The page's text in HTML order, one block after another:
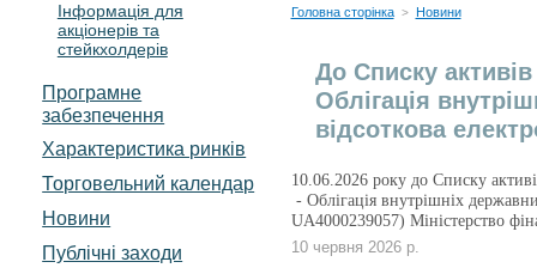
4 серпня 2026 р.
Інформація для
акціонерів та
стейкхолдерів
Програмне
забезпечення
Характеристика pинків
Торговельний календар
Новини
Публічні заходи
Головна сторінка > Новини
До Списку
Облігація
відсоткова
10.06.2026 року до Списку
- Облігація внутрішніх
UA4000239057) Міністерство
10 червня 2026 р.